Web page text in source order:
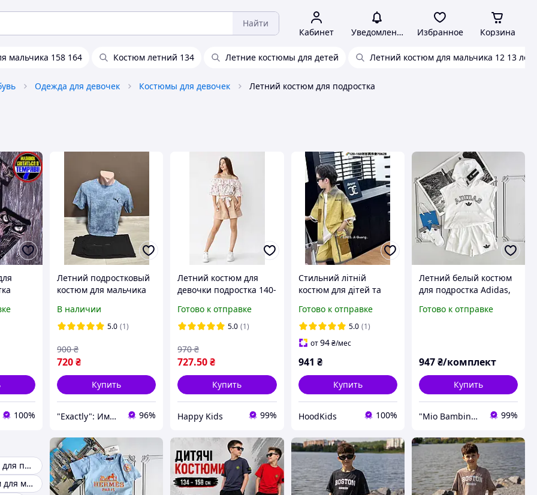
Найти
Кабинет Уведомления Избранное Корзина
мальчика 158 164 Костюм летний 134 Летние костюмы для детей Летний костюм для мальчика 12 13 лет
Одежда для девочек Костюмы для девочек Летний костюм для подростка
100%
Летний подростковый
костюм для мальчика
футболка и шорты 13-
18 лет хлопок голубой
В наличии
5.0 (1)
720₴
900 ₴
Купить
"Exactly": Именно то, что Вы искали! 96%
Летний костюм для
девочки подростка 140-
шорты с поясом
стильный комплект
Готово к отправке
5.0 (1)
727.50₴
970 ₴
Купить
Happy Kids 99%
Стильний літній
костюм для дітей та
шорти 110, 120, 130,
140 зріст
Готово к отправке
5.0 (1)
от94 ₴/мес
941 ₴
Купить
HoodKids 100%
Летний белый костюм
для подростка Adidas,
безрукавка и шорты
Готово к отправке
947₴/комплект
Купить
"Mio Bambino" магазин детской брендовой одежды 99%
Летняя одежда для подростков
Летний костюм для мальчика 158 164